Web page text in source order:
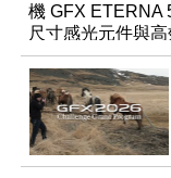
機 GFX ETERNA
尺寸感光元件與
管理